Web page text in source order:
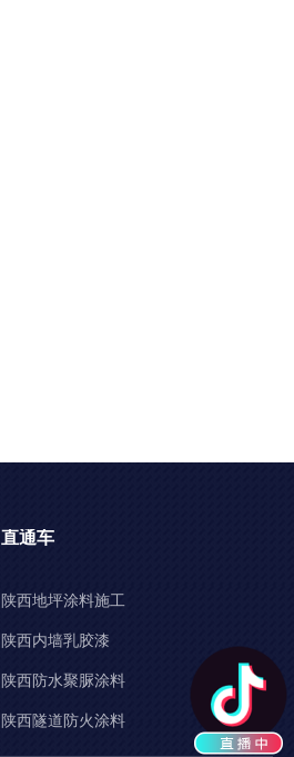
直通车
陕西地坪涂料施工
陕西内墙乳胶漆
陕西防水聚脲涂料
陕西隧道防火涂料